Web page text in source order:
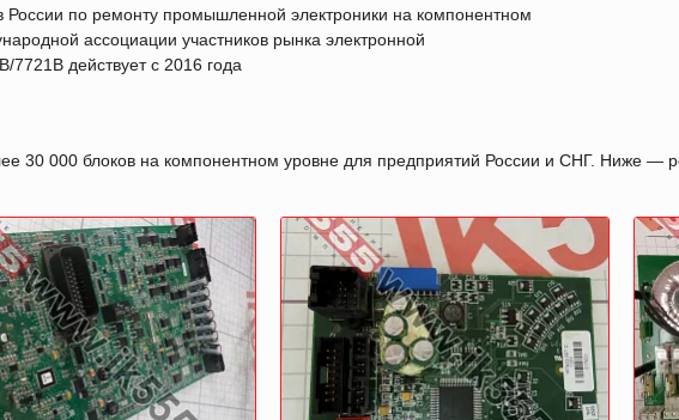
России по ремонту промышленной электроники на компонентном
ассоциации участников рынка электронной
действует с 2016 года
30 000 блоков на компонентном уровне для предприятий России и СНГ. Ниже —